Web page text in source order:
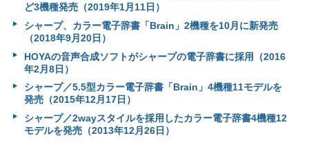
ど3機種発売（2019年1月11日）
シャープ、カラー電子辞書「Brain」2機種を10月に新発売
（2018年9月20日）
HOYAの音声合成ソフトがシャープの電子辞書に採用（2016
年2月8日）
シャープ／5.5型カラー電子辞書「Brain」4機種11モデルを
発売（2015年12月17日）
シャープ／2wayスタイルを採用したカラー電子辞書4機種12
モデルを発売（2013年12月26日）